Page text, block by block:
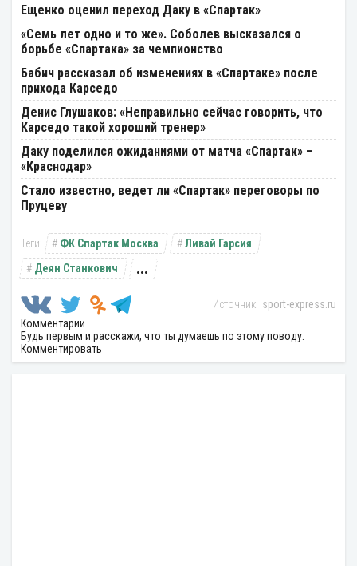
Ещенко оценил переход Даку в «Спартак»
«Семь лет одно и то же». Соболев высказался о
борьбе «Спартака» за чемпионство
Бабич рассказал об изменениях в «Спартаке» после
прихода Карседо
Денис Глушаков: «Неправильно сейчас говорить, что
Карседо такой хороший тренер»
Даку поделился ожиданиями от матча «Спартак» –
«Краснодар»
Стало известно, ведет ли «Спартак» переговоры по
Пруцеву
ФК Спартак Москва
Ливай Гарсия
Деян Станкович
...
sport-express.ru
Комментарии
Будь первым и расскажи, что ты думаешь по этому поводу.
Комментировать